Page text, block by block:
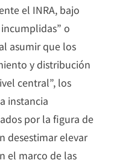
el INRA, bajo
o
asumir que los
y distribución
central”, los
instancia
por la figura de
desestimar elevar
el marco de las